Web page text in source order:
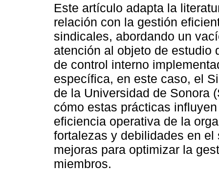
Este artículo adapta la
relación con la gestión
sindicales, abordando un
atención al objeto de estudio
de control interno
específica, en este caso, el
de la Universidad de Sonora
cómo estas prácticas
eficiencia operativa de la
fortalezas y debilidades en
mejoras para optimizar la
miembros.